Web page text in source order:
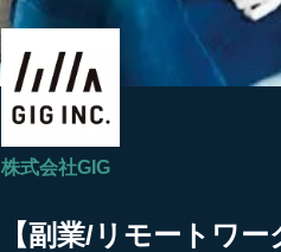
株式会社GIG
【副業/リモートワ